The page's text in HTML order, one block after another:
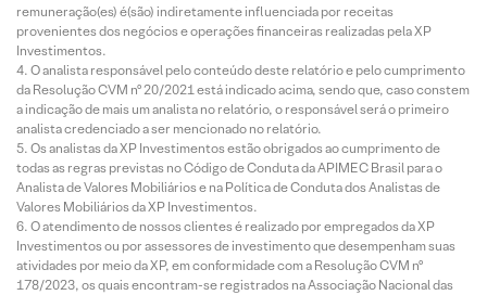
remuneração(es) é(são) indiretamente influenciada por receitas
provenientes dos negócios e operações financeiras realizadas pela XP
Investimentos.
O analista responsável pelo conteúdo deste relatório e pelo cumprimento
da Resolução CVM nº 20/2021 está indicado acima, sendo que, caso constem
a indicação de mais um analista no relatório, o responsável será o primeiro
analista credenciado a ser mencionado no relatório.
Os analistas da XP Investimentos estão obrigados ao cumprimento de
todas as regras previstas no Código de Conduta da APIMEC Brasil para o
Analista de Valores Mobiliários e na Política de Conduta dos Analistas de
Valores Mobiliários da XP Investimentos.
O atendimento de nossos clientes é realizado por empregados da XP
Investimentos ou por assessores de investimento que desempenham suas
atividades por meio da XP, em conformidade com a Resolução CVM nº
178/2023, os quais encontram-se registrados na Associação Nacional das